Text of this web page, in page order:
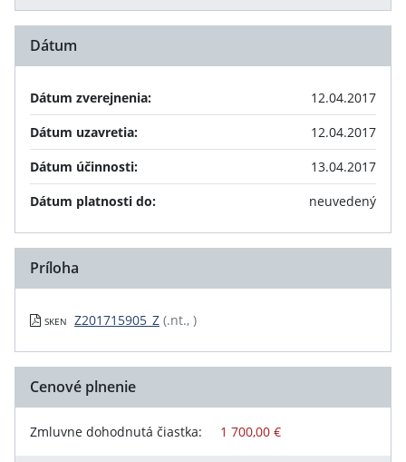
Dátum
Dátum zverejnenia:
12.04.2017
Dátum uzavretia:
12.04.2017
Dátum účinnosti:
13.04.2017
Dátum platnosti do:
neuvedený
Príloha
SKEN Z201715905_Z (.nt., )
Cenové plnenie
Zmluvne dohodnutá čiastka: 1 700,00 €